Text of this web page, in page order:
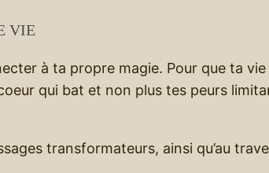
VIE
à ta propre magie. Pour que ta
qui bat et non plus tes peurs
transformateurs, ainsi qu’au